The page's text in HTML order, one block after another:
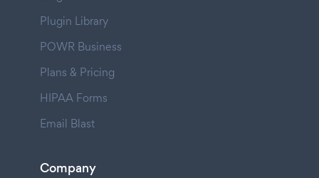
Plugin Library
POWR Business
Plans & Pricing
HIPAA Forms
Email Blast
Company